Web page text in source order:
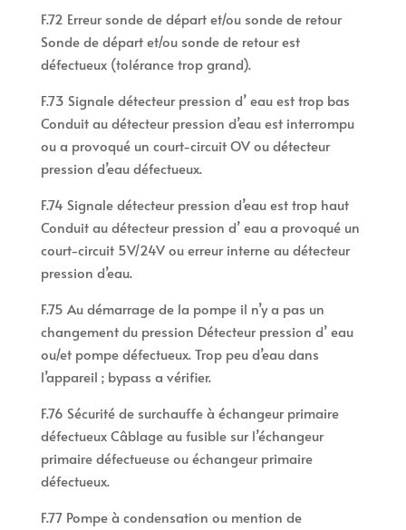
F.72 Erreur sonde de départ et/ou sonde de retour
Sonde de départ et/ou sonde de retour est
défectueux (tolérance trop grand).
F.73 Signale détecteur pression d’ eau est trop bas
Conduit au détecteur pression d’eau est interrompu
ou a provoqué un court-circuit OV ou détecteur
pression d’eau défectueux.
F.74 Signale détecteur pression d’eau est trop haut
Conduit au détecteur pression d’ eau a provoqué un
court-circuit 5V/24V ou erreur interne au détecteur
pression d’eau.
F.75 Au démarrage de la pompe il n’y a pas un
changement du pression Détecteur pression d’ eau
ou/et pompe défectueux. Trop peu d’eau dans
l’appareil ; bypass a vérifier.
F.76 Sécurité de surchauffe à échangeur primaire
défectueux Câblage au fusible sur l’échangeur
primaire défectueuse ou échangeur primaire
défectueux.
F.77 Pompe à condensation ou mention de